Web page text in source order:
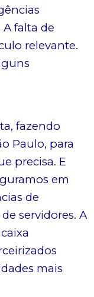
falta de
relevante.
fazendo
Paulo, para
precisa. E
em
de
servidores. A
mais